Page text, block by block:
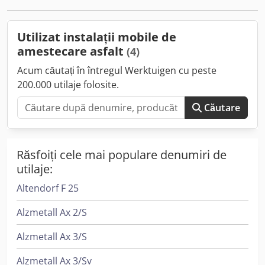
exploatare pe termen lung.
Utilizat instalații mobile de
amestecare asfalt (4)
Acum căutați în întregul Werktuigen cu peste
200.000 utilaje folosite.
Căutare
Răsfoiți cele mai populare denumiri de
utilaje:
Altendorf F 25
Alzmetall Ax 2/S
Alzmetall Ax 3/S
Alzmetall Ax 3/Sv